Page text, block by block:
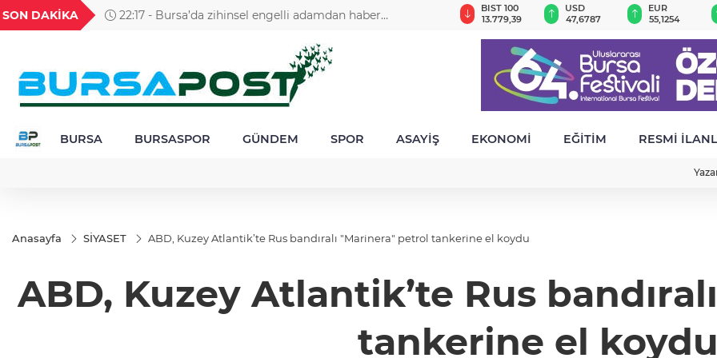
SON DAKİKA
22:17 - Bursa’da zihinsel engelli adamdan haber
18,2677
TND
16,3788
BGN
27,9743
VND
0,0018
BIST 100
13.779,39
USD
47,6787
EUR
55,1254
BURSA BURSASPOR GÜNDEM SPOR ASAYİŞ EKONOMİ EĞİTİM RESMİ
Anasayfa SİYASET ABD, Kuzey Atlantik’te Rus bandıralı "Marinera" petrol tankerine el koydu
ABD, Kuzey Atlantik’te Rus
tankerine el koydu